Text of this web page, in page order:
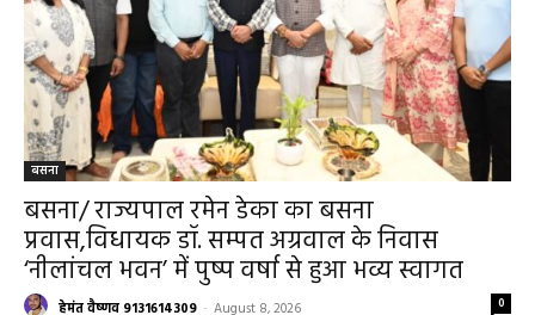
बसना
बसना/ राज्यपाल रमेन डेका का बसना
प्रवास,विधायक डॉ. सम्पत अग्रवाल के निवास
‘नीलांचल भवन’ में पुष्प वर्षा से हुआ भव्य स्वागत
हेमंत वैष्णव 9131614309 - August 8, 2026 0